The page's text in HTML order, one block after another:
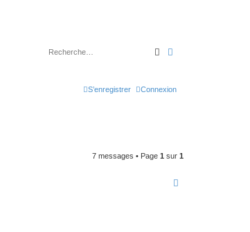
Rechercher
Connexion
S’enregistrer
7 messages • Page 1 sur 1